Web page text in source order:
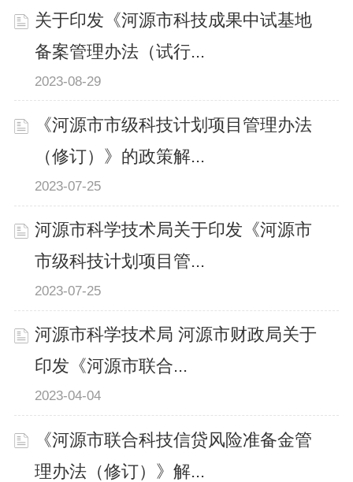
关于印发《河源市科技成果中试基地
备案管理办法（试行...
2023-08-29
《河源市市级科技计划项目管理办法
（修订）》的政策解...
2023-07-25
河源市科学技术局关于印发《河源市
市级科技计划项目管...
2023-07-25
河源市科学技术局 河源市财政局关于
印发《河源市联合...
2023-04-04
《河源市联合科技信贷风险准备金管
理办法（修订）》解...